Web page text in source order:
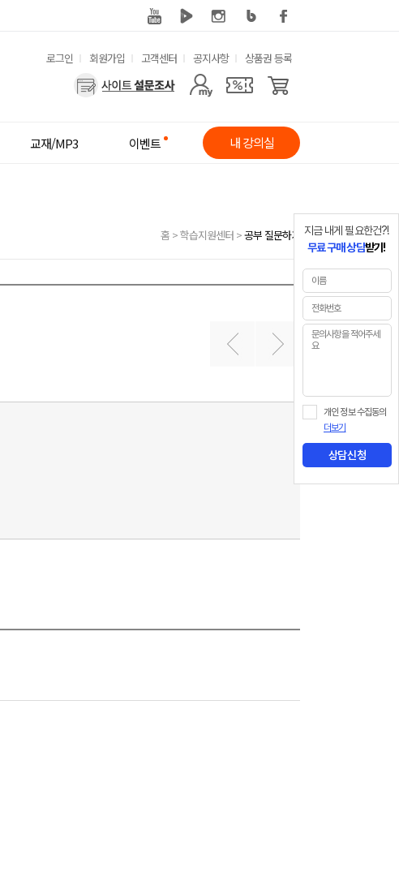
유
메
뉴
로그인 회원가입 고객센터 공지사항 상품권 등록
사
메
교재/MP3 이벤트 내 강의실
홈 >학습지원센터 >공부 질문하기
지금 내게 필요한건?!
무료 구매 상담받기!
개인 정보 수집동의
더보기
상담신청